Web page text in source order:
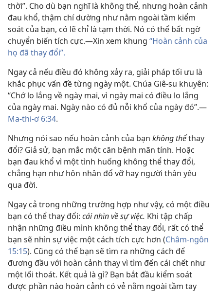
thời”. Cho dù bạn nghĩ là không thể, nhưng hoàn cảnh
đau khổ, thậm chí dường như nằm ngoài tầm kiểm
soát của bạn, có lẽ chỉ là tạm thời. Nó có thể bất ngờ
chuyển biến tích cực.—Xin xem khung “Hoàn cảnh của
họ đã thay đổi”.
Ngay cả nếu điều đó không xảy ra, giải pháp tối ưu là
khắc phục vấn đề từng ngày một. Chúa Giê-su khuyên:
“Chớ lo lắng về ngày mai, vì ngày mai có điều lo lắng
của ngày mai. Ngày nào có đủ nỗi khổ của ngày đó”.—
Ma-thi-ơ 6:34.
Nhưng nói sao nếu hoàn cảnh của bạn không thểthay
đổi? Giả sử, bạn mắc một căn bệnh mãn tính. Hoặc
bạn đau khổ vì một tình huống không thể thay đổi,
chẳng hạn như hôn nhân đổ vỡ hay người thân yêu
qua đời.
Ngay cả trong những trường hợp như vậy, có một điều
bạn có thể thay đổi: cái nhìn về sự việc. Khi tập chấp
nhận những điều mình không thể thay đổi, rất có thể
bạn sẽ nhìn sự việc một cách tích cực hơn (Châm-ngôn
15:15). Cũng có thể bạn sẽ tìm ra những cách để
đương đầu với hoàn cảnh thay vì tìm đến cái chết như
một lối thoát. Kết quả là gì? Bạn bắt đầu kiểm soát
được phần nào hoàn cảnh có vẻ nằm ngoài tầm tay